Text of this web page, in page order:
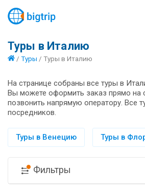
Туры в Италию
/ Туры / Туры в Италию
На странице собраны все туры в
Вы можете оформить заказ прямо на
позвонить напрямую оператору. Все
посредников.
Туры в Венецию Туры в
Фильтры